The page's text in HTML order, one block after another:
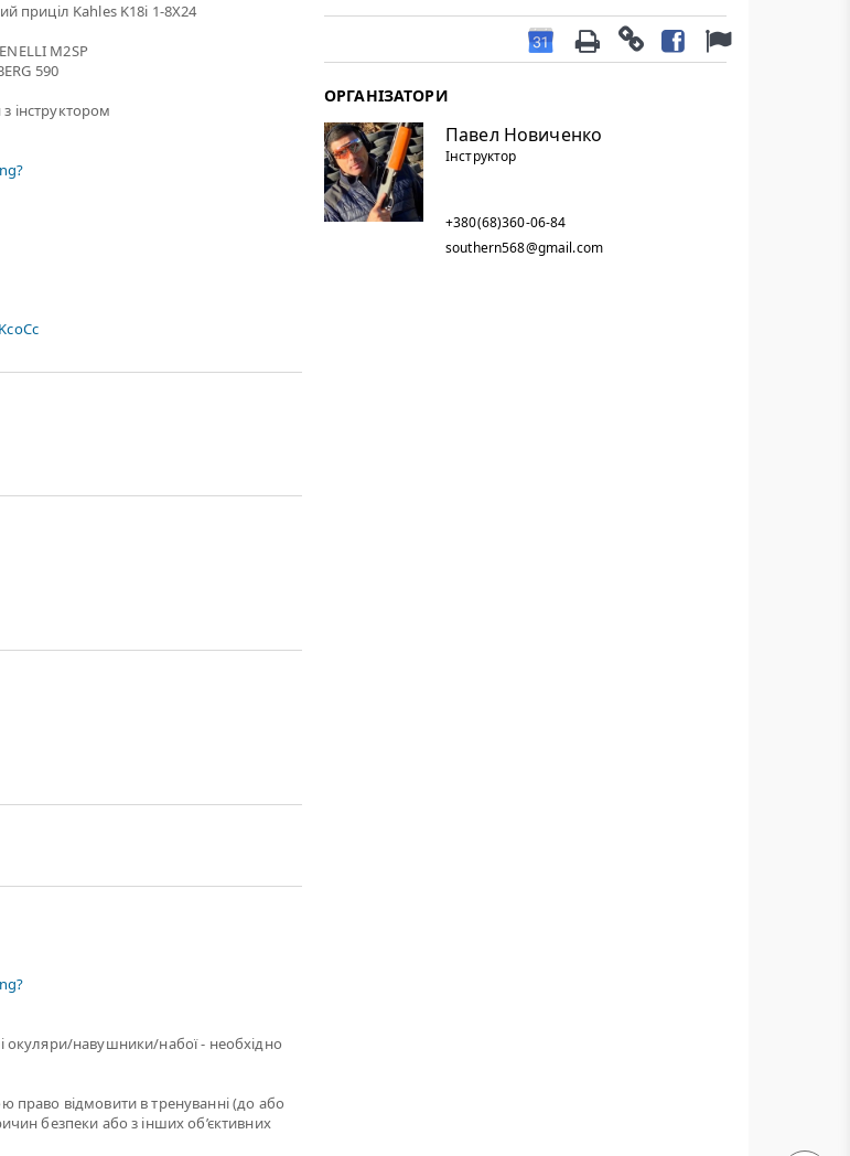
приціл Kahles K18i 1-8X24
M2SP
590
інструктором
навушники/набої - необхідно
право відмовити в тренуванні (до або
безпеки або з інших об’єктивних
ОРГАНІЗАТОРИ
Павел Новиченко
Інструктор
+380(68)360-06-84
southern568@gmail.com